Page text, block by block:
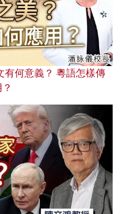
有何意義？ 粵語怎樣傳